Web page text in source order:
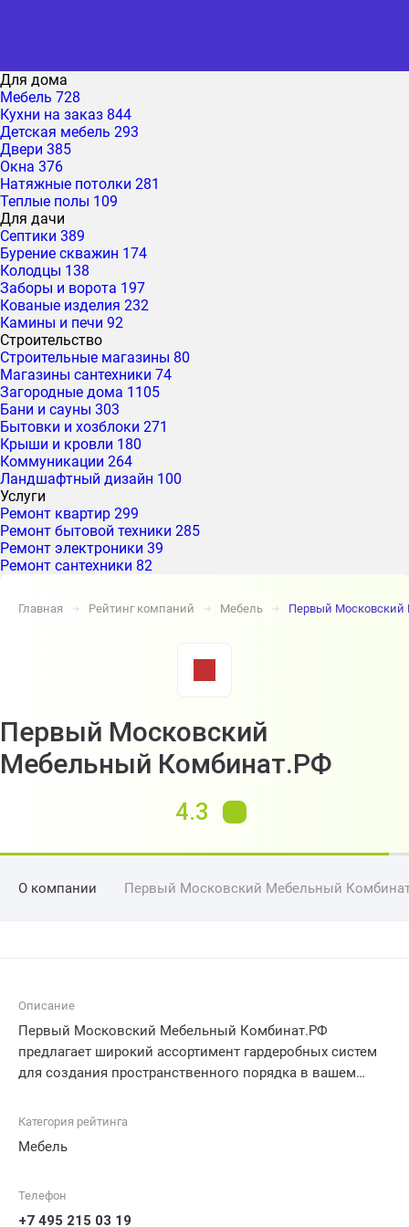
Для дома
Мебель 728
Кухни на заказ 844
Детская мебель 293
Двери 385
Окна 376
Натяжные потолки 281
Теплые полы 109
Для дачи
Септики 389
Бурение скважин 174
Колодцы 138
Заборы и ворота 197
Кованые изделия 232
Камины и печи 92
Строительство
Строительные магазины 80
Магазины сантехники 74
Загородные дома 1105
Бани и сауны 303
Бытовки и хозблоки 271
Крыши и кровли 180
Коммуникации 264
Ландшафтный дизайн 100
Услуги
Ремонт квартир 299
Ремонт бытовой техники 285
Ремонт электроники 39
Ремонт сантехники 82
Главная ➔ Рейтинг компаний ➔ Мебель ➔ Первый
Первый Московский
Мебельный Комбинат.РФ
4.3
О компании Первый Московский Мебельный
Описание
Первый Московский Мебельный Комбинат.РФ
предлагает широкий ассортимент гардеробных систем
для создания пространственного порядка в вашем
продаже качественной мебели, отвечающей самым
найдете разнообразные модели гардеробов, от
вписаться в любой интерьер. Будь то экономичное
решение или роскошная система, наша команда
Категория рейтинга
Мебель
Телефон
+7 495 215 03 19